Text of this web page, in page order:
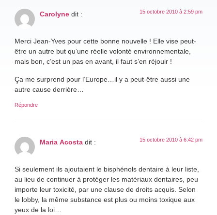
Carolyne dit : 15 octobre 2010 à 2:59 pm
Merci Jean-Yves pour cette bonne nouvelle ! Elle vise peut-
être un autre but qu’une réelle volonté environnementale,
mais bon, c’est un pas en avant, il faut s’en réjouir !
Ça me surprend pour l’Europe…il y a peut-être aussi une
autre cause derrière…
Répondre
Maria Acosta dit : 15 octobre 2010 à 6:42 pm
Si seulement ils ajoutaient le bisphénols dentaire à leur liste,
au lieu de continuer à protéger les matériaux dentaires, peu
importe leur toxicité, par une clause de droits acquis. Selon
le lobby, la même substance est plus ou moins toxique aux
yeux de la loi…